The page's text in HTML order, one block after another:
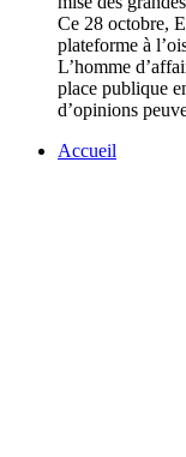
Ce 28 octobre,
plateforme à
L’homme
place publique
d’opinions
Accueil